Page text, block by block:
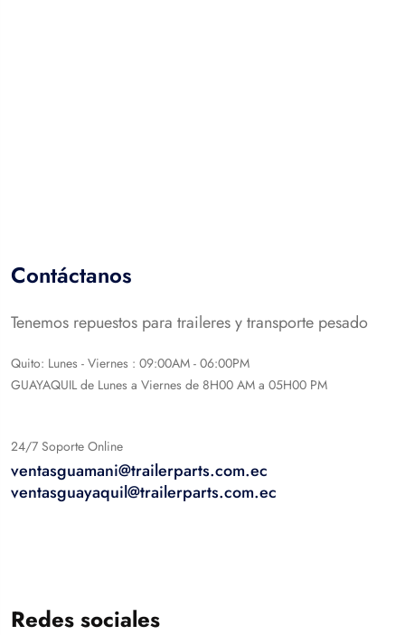
Contáctanos
Tenemos repuestos para traileres y transporte pesado
Quito: Lunes - Viernes : 09:00AM - 06:00PM
GUAYAQUIL de Lunes a Viernes de 8H00 AM a 05H00 PM
24/7 Soporte Online
ventasguamani@trailerparts.com.ec
ventasguayaquil@trailerparts.com.ec
Redes sociales